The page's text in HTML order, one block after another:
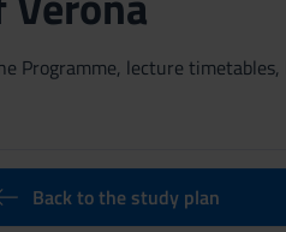
Programme, lecture
Back to the study plan